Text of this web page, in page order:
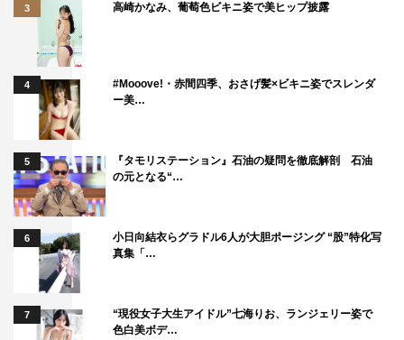
3 高崎かなみ、葡萄色ビキニ姿で美ヒップ披露
4
#Mooove!・赤間四季、おさげ髪×ビキニ姿でスレンダ
ー美…
5
『タモリステーション』石油の疑問を徹底解剖 石油
の元となる“…
6
小日向結衣らグラドル6人が大胆ポージング “股”特化写
真集「…
7
“現役女子大生アイドル”七海りお、ランジェリー姿で
色白美ボデ…